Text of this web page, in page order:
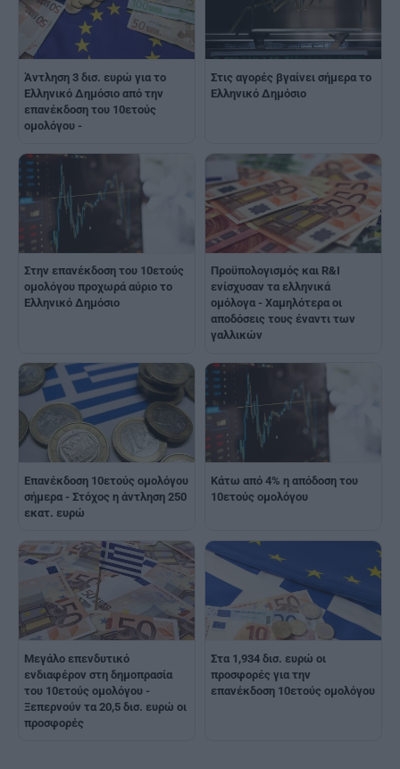
Άντληση 3 δισ. ευρώ για το
Ελληνικό Δημόσιο από την
επανέκδοση του 10ετούς
ομολόγου -
Στις αγορές βγαίνει σήμερα το
Ελληνικό Δημόσιο
Στην επανέκδοση του 10ετούς
ομολόγου προχωρά αύριο το
Ελληνικό Δημόσιο
Προϋπολογισμός και R&I
ενίσχυσαν τα ελληνικά
ομόλογα - Χαμηλότερα οι
αποδόσεις τους έναντι των
γαλλικών
Επανέκδοση 10ετούς ομολόγου
σήμερα - Στόχος η άντληση 250
εκατ. ευρώ
Κάτω από 4% η απόδοση του
10ετούς ομολόγου
Μεγάλο επενδυτικό
ενδιαφέρον στη δημοπρασία
του 10ετούς ομολόγου -
Ξεπερνούν τα 20,5 δισ. ευρώ οι
προσφορές
Στα 1,934 δισ. ευρώ οι
προσφορές για την
επανέκδοση 10ετούς ομολόγου